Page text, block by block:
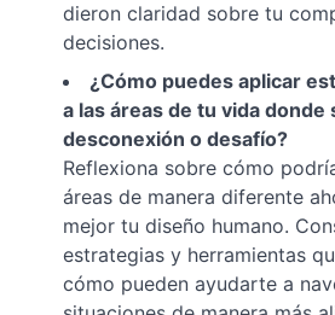
dieron claridad sobre tu
decisiones.
¿Cómo puedes aplicar
a las áreas de tu vida donde
desconexión o desafío?
Reflexiona sobre cómo
áreas de manera diferente
mejor tu diseño humano.
estrategias y herramientas
cómo pueden ayudarte a